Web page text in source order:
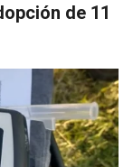
de 11